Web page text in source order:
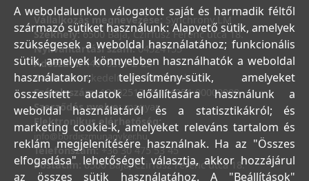
Vállalkozás megnevezése: Synchrony LM
Székhely:6500 Baja, Czirfusz Ferenc utca 18.
Nyilvántartási szám:04524155
Adószám:44018371-2-23
Bank:Kereskedelmi és Hitelbank
Számlaszám:10402513-25154254-00000000
Szerződés nyelve:magyar
Elektronikus elérhetőség:
info@bordiszmunagyker.hu
Telefonszám: +36 30 475 53 45
Postacím:6500 Baja, Czirfusz Ferenc utca 18.
A weboldalunkon válogatott saját és harmadik féltől
származó sütiket használunk: Alapvető sütik, amelyek
szükségesek a weboldal használatához; funkcionális
sütik, amelyek könnyebben használhatók a weboldal
használatakor; teljesítmény-sütik, amelyeket
összesített adatok előállítására használunk a
weboldal használatáról és a statisztikákról; és
marketing cookie-k, amelyeket releváns tartalom és
reklám megjelenítésére használnak. Ha az "Összes
elfogadása" lehetőséget választja, akkor hozzájárul
az összes sütik használatához. A "Beállítások"